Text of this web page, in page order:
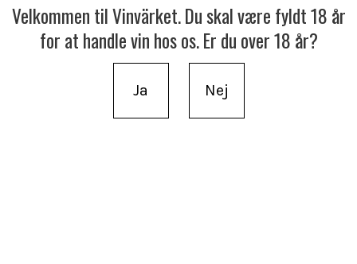
Velkommen til Vinvärket. Du skal være fyldt 18 år
for at handle vin hos os. Er du over 18 år?
Ja Nej